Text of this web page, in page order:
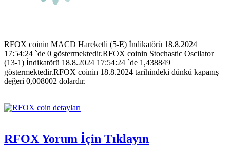
RFOX coinin MACD Hareketli (5-E) İndikatörü 18.8.2024
17:54:24 `de 0 göstermektedir.RFOX coinin Stochastic Oscilator
(13-1) İndikatörü 18.8.2024 17:54:24 `de 1,438849
göstermektedir.RFOX coinin 18.8.2024 tarihindeki dünkü kapanış
değeri 0,008002 dolardır.
RFOX Yorum İçin Tıklayın